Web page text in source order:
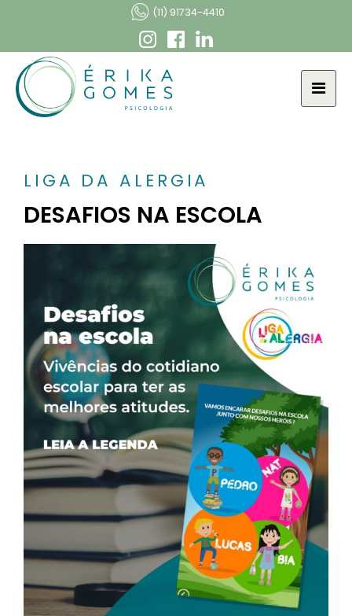
(11) 91734-4410
LIGA DA ALERGIA
DESAFIOS NA ESCOLA